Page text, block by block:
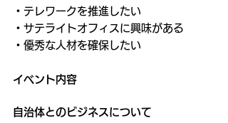
・テレワークを推進したい
・サテライトオフィスに興味がある
・優秀な人材を確保したい
イベント内容
自治体とのビジネスについて